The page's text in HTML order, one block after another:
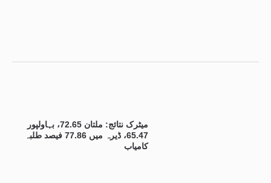
میٹرک نتائج: ملتان 72.65، بہاولپور
65.47، ڈیرہ میں 77.86 فیصد طلبہ
کامیاب